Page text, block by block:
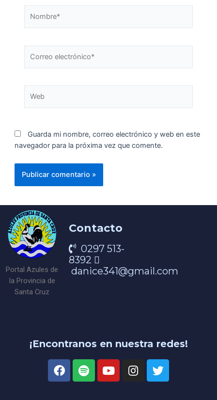
Guarda mi nombre, correo electrónico y web en este
navegador para la próxima vez que comente.
Portal Azules de
la Provincia de
Santa Cruz
Contacto
0297 513-
8392
danice341@gmail.com
¡Encontranos en nuestra redes!